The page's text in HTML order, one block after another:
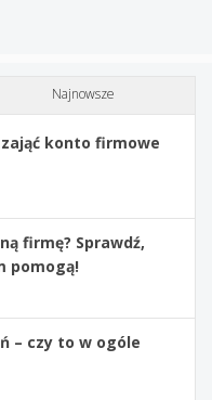
Najnowsze
konto firmowe
firmę? Sprawdź,
pomogą!
– czy to w ogóle